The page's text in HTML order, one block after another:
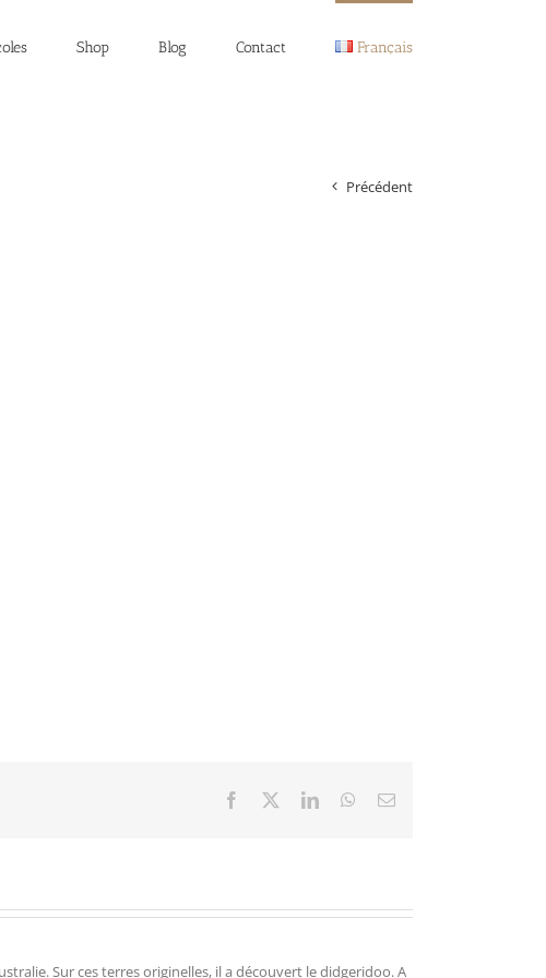
Shop Blog Contact Français
Précédent
Facebook LinkedInWhatsApp
Email
Sur ces terres originelles, il a découvert le didgeridoo. A